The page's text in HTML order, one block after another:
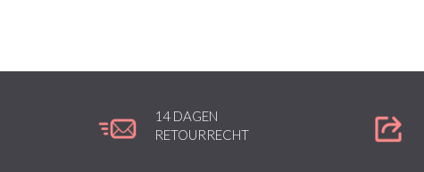
14 DAGEN
RETOURRECHT